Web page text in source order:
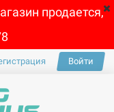
продается,
Войти